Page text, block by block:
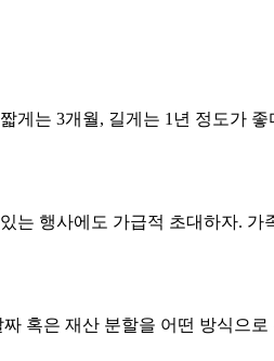
는 3개월, 길게는 1년 정도가 좋
는 행사에도 가급적 초대하자. 가
혹은 재산 분할을 어떤 방식으